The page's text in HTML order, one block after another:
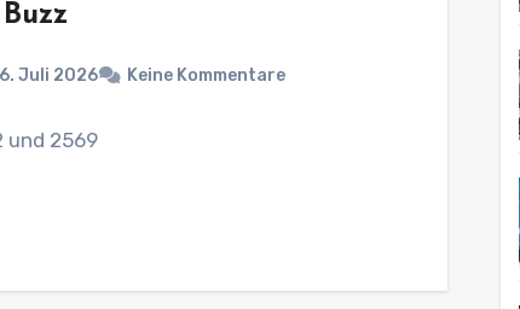
Juli 2026 Keine Kommentare
und 2569